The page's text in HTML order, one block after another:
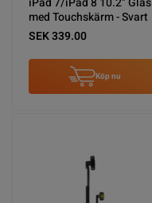
med Touchskärm - Svart
SEK 339.00
Köp nu